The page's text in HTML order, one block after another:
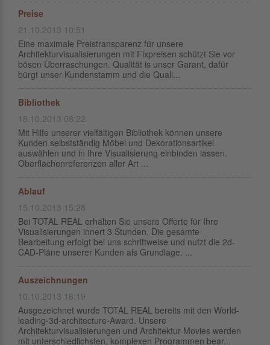
Preise
21.10.2013 10:51
Eine maximale Preistransparenz für unsere
Architekturvisualisierungen mit Fixpreisen schützt Sie vor
bösen Überraschungen. Qualität is unser Garant, dafür
bürgt unser Kundenstamm und die Quali...
Bibliothek
18.10.2013 08:22
Mit Hilfe unserer vielfältigen Bibliothek können unsere
Kunden selbstständig Möbel und Dekorationsartikel
auswählen und in Ihre Visualisierung einbinden lassen.
Oberflächenreferenzen aller Art ...
Ablauf
15.10.2013 15:28
Bei TOTAL REAL erhalten Sie unsere Offerte für Ihre
Visualisierungen innert 3 Stunden. Die gesamte
Bearbeitung erfolgt bei uns schrittweise und nutzt die 2d-
CAD-Pläne unserer Kunden als Grundlage. ...
Auszeichnungen
10.10.2013 16:19
Ausgezeichnet wurde TOTAL REAL bereits mit den World-
leading-3d-architecture-Award. Unsere
Architekturvisualisierungen und Architektur-Movies werden
mit unterschiedlichsten, komplexen Programmen bear...